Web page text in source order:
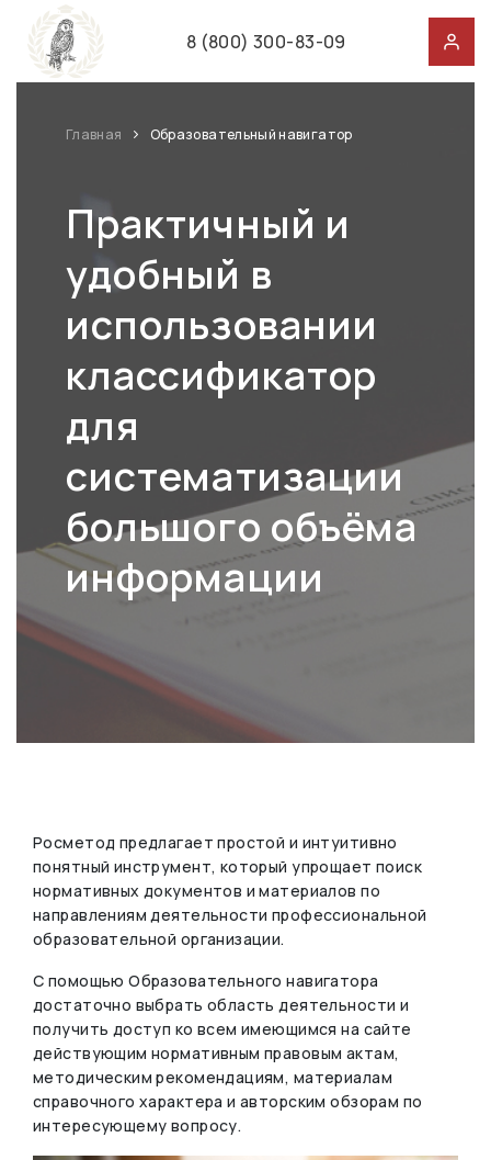
8 (800) 300-83-09
Главная Образовательный навигатор
Практичный и
удобный в
использовании
классификатор
для
систематизации
большого объёма
информации
Росметод предлагает простой и интуитивно
понятный инструмент, который упрощает поиск
нормативных документов и материалов по
направлениям деятельности профессиональной
образовательной организации.
С помощью Образовательного навигатора
достаточно выбрать область деятельности и
получить доступ ко всем имеющимся на сайте
действующим нормативным правовым актам,
методическим рекомендациям, материалам
справочного характера и авторским обзорам по
интересующему вопросу.